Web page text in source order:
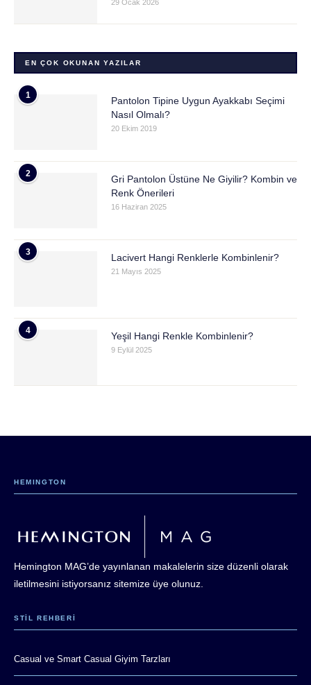
29 Ocak 2026
EN ÇOK OKUNAN YAZILAR
1
Pantolon Tipine Uygun Ayakkabı Seçimi
Nasıl Olmalı?
20 Ekim 2019
2
Gri Pantolon Üstüne Ne Giyilir? Kombin ve
Renk Önerileri
16 Haziran 2025
3
Lacivert Hangi Renklerle Kombinlenir?
21 Mayıs 2025
4
Yeşil Hangi Renkle Kombinlenir?
9 Eylül 2025
HEMINGTON
Hemington MAG’de yayınlanan makalelerin size düzenli olarak
iletilmesini istiyorsanız sitemize üye olunuz.
STIL REHBERI
Casual ve Smart Casual Giyim Tarzları